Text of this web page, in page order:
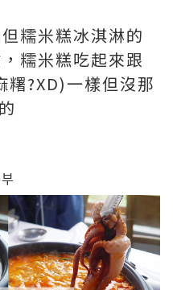
糯米糕冰淇淋的
糯米糕吃起來跟
糬?XD)一樣但沒那